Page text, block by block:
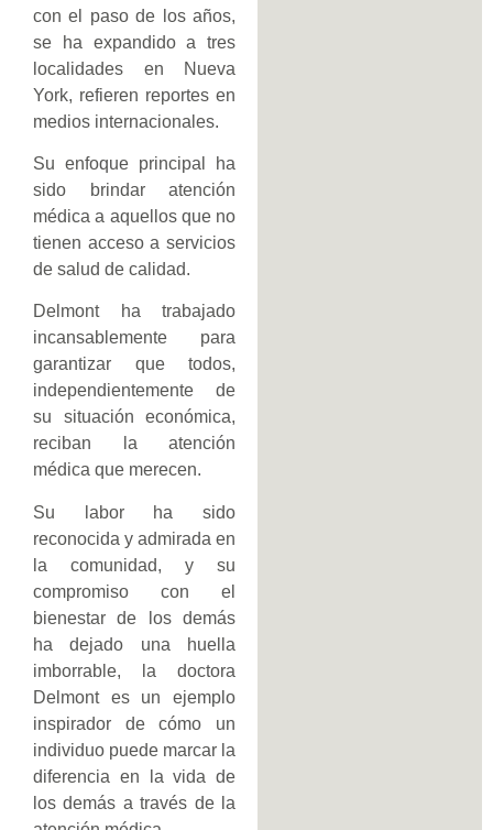
con el paso de los años,
se ha expandido a tres
localidades en Nueva
York, refieren reportes en
medios internacionales.
Su enfoque principal ha
sido brindar atención
médica a aquellos que no
tienen acceso a servicios
de salud de calidad.
Delmont ha trabajado
incansablemente para
garantizar que todos,
independientemente de
su situación económica,
reciban la atención
médica que merecen.
Su labor ha sido
reconocida y admirada en
la comunidad, y su
compromiso con el
bienestar de los demás
ha dejado una huella
imborrable, la doctora
Delmont es un ejemplo
inspirador de cómo un
individuo puede marcar la
diferencia en la vida de
los demás a través de la